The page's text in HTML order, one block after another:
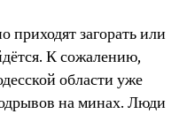
приходят загорать или
К сожалению,
области уже
на минах. Люди